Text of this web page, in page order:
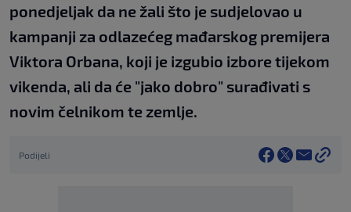
ponedjeljak da ne žali što je sudjelovao u
kampanji za odlazećeg mađarskog premijera
Viktora Orbana, koji je izgubio izbore tijekom
vikenda, ali da će "jako dobro" surađivati s
novim čelnikom te zemlje.
Podijeli